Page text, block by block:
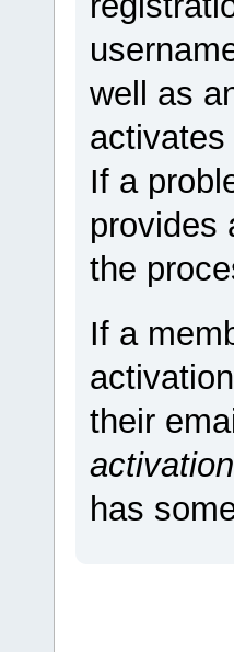
well as
If a
provides
the
If a
their
has